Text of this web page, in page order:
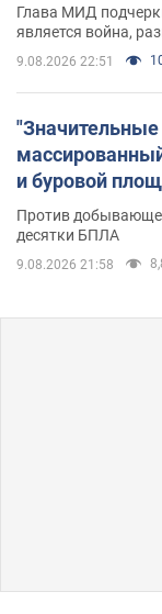
Глава МИД
является война,
9.08.2026 22:51
и буровой
Против
десятки БПЛА
9.08.2026 21:58